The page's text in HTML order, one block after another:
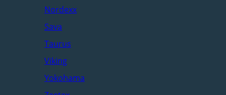
Nordexx
Sava
Taurus
Viking
Yokohama